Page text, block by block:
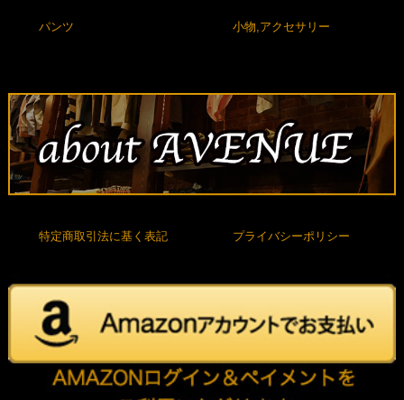
パンツ 小物,アクセサリー
特定商取引法に基く表記 プライバシーポリシー